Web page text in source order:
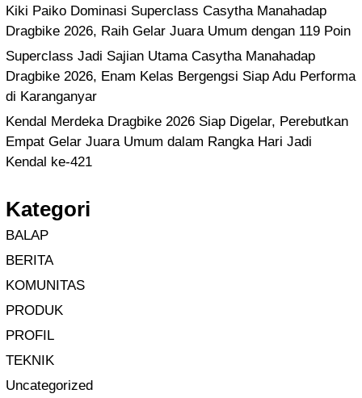
Kiki Paiko Dominasi Superclass Casytha Manahadap
Dragbike 2026, Raih Gelar Juara Umum dengan 119 Poin
Superclass Jadi Sajian Utama Casytha Manahadap
Dragbike 2026, Enam Kelas Bergengsi Siap Adu Performa
di Karanganyar
Kendal Merdeka Dragbike 2026 Siap Digelar, Perebutkan
Empat Gelar Juara Umum dalam Rangka Hari Jadi
Kendal ke-421
Kategori
BALAP
BERITA
KOMUNITAS
PRODUK
PROFIL
TEKNIK
Uncategorized